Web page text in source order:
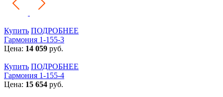
Купить ПОДРОБНЕЕ
Гармония 1-155-3
Цена: 14 059 руб.
Купить ПОДРОБНЕЕ
Гармония 1-155-4
Цена: 15 654 руб.